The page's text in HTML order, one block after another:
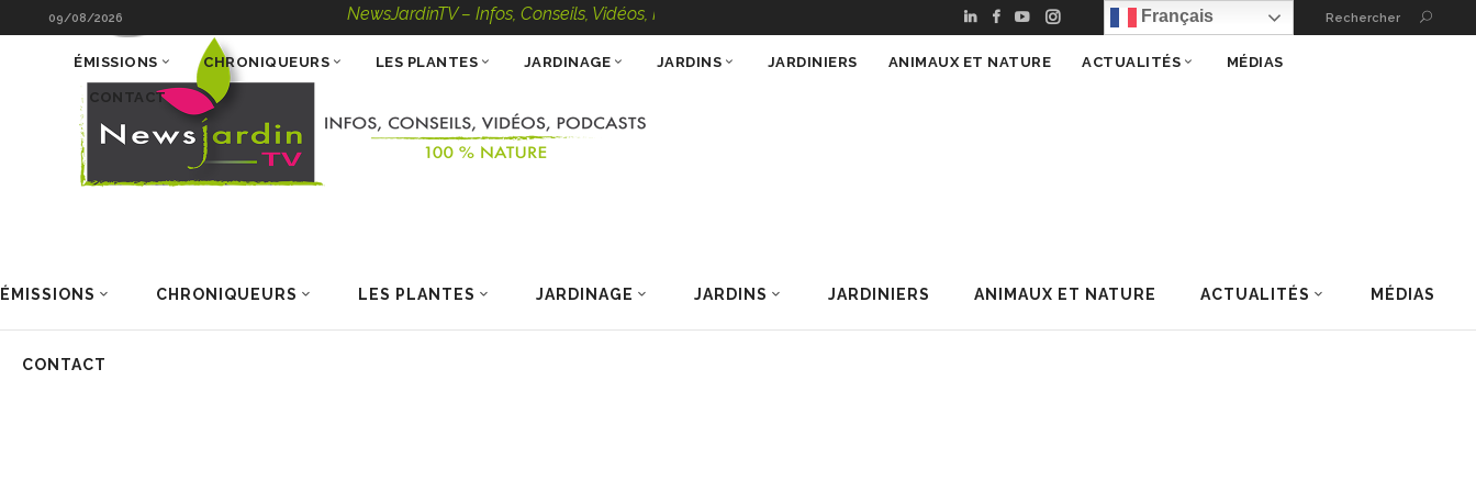
09/08/2026 NewsJardinTV – Infos, Conseils, Vidéos, Podcasts – 100 % Nature Français Rechercher
ÉMISSIONS CHRONIQUEURS LES PLANTES JARDINAGE JARDINS JARDINIERS ANIMAUX ET NATURE ACTUALITÉS MÉDIAS
CONTACT
ÉMISSIONS CHRONIQUEURS LES PLANTES JARDINAGE JARDINS JARDINIERS ANIMAUX ET NATURE ACTUALITÉS MÉDIAS
CONTACT